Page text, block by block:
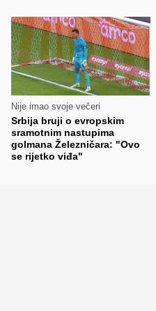
Nije imao svoje večeri
Srbija bruji o evropskim
sramotnim nastupima
golmana Železničara: "Ovo
se rijetko viđa"